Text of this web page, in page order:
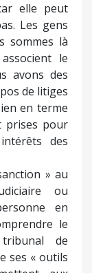
elle peut
Les gens
sommes là
le
avons des
de litiges
en terme
prises pour
des
» au
ou
en
le
de
ses « outils